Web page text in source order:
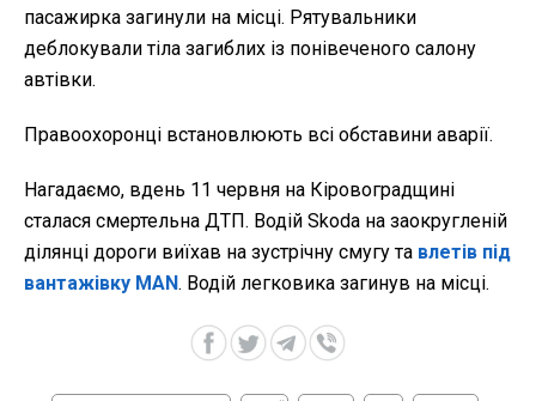
пасажирка загинули на місці. Рятувальники
деблокували тіла загиблих із понівеченого салону
автівки.
Правоохоронці встановлюють всі обставини аварії.
Нагадаємо, вдень 11 червня на Кіровоградщині
сталася смертельна ДТП. Водій Skoda на заокругленій
ділянці дороги виїхав на зустрічну смугу та влетів під
вантажівку MAN. Водій легковика загинув на місці.